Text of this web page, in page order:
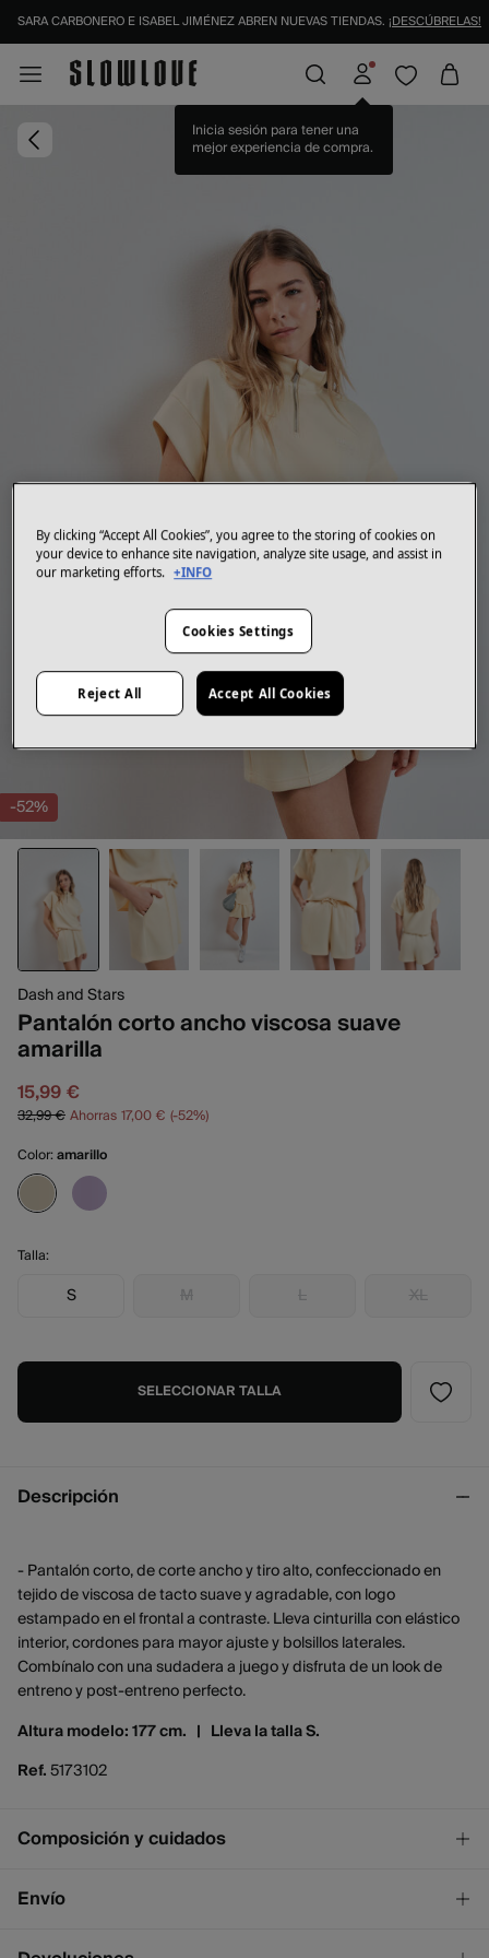
SARA CARBONERO E ISABEL JIMÉNEZ ABREN NUEVAS TIENDAS. ¡DESCÚBRELAS!
Inicia sesión para tener una
mejor experiencia de compra.
-52%
Dash and Stars
Pantalón corto ancho viscosa suave
amarilla
15,99 €
32,99 €Ahorras17,00 €
52
Color:amarillo
Talla:
S M L XL
SELECCIONAR TALLA
Descripción
- Pantalón corto, de corte ancho y tiro alto, confeccionado en
tejido de viscosa de tacto suave y agradable, con logo
estampado en el frontal a contraste. Lleva cinturilla con elástico
interior, cordones para mayor ajuste y bolsillos laterales.
Combínalo con una sudadera a juego y disfruta de un look de
entreno y post-entreno perfecto.
Altura modelo: 177 cm. | Lleva la talla S.
Ref.5173102
Composición y cuidados
Composición
Envío
Envío a tienda
¡GRATIS!
By clicking “Accept All Cookies”, you agree to the storing of cookies on
your device to enhance site navigation, analyze site usage, and assist in
our marketing efforts. +INFO
Cookies Settings
Reject All Accept All Cookies